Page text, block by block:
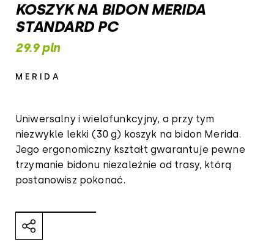
KOSZYK NA BIDON MERIDA
STANDARD PC
29.9 pln
MERIDA
Uniwersalny i wielofunkcyjny, a przy tym
niezwykle lekki (30 g) koszyk na bidon Merida.
Jego ergonomiczny kształt gwarantuje pewne
trzymanie bidonu niezależnie od trasy, którą
postanowisz pokonać.